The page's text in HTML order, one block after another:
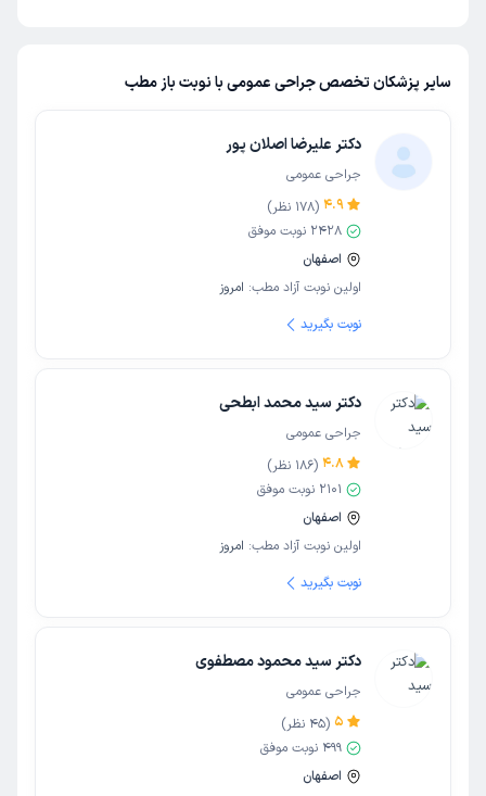
سایر پزشکان تخصص جراحی عمومی با نوبت باز مطب
دکتر علیرضا اصلان پور
جراحی عمومی
4.9
(
178 نظر)
2428 نوبت موفق
اصفهان
اولین نوبت آزاد مطب: امروز
نوبت بگیرید
دکتر سید محمد ابطحی
جراحی عمومی
4.8
(
186 نظر)
2101 نوبت موفق
اصفهان
اولین نوبت آزاد مطب: امروز
نوبت بگیرید
دکتر سید محمود مصطفوی
جراحی عمومی
5
(
45 نظر)
499 نوبت موفق
اصفهان